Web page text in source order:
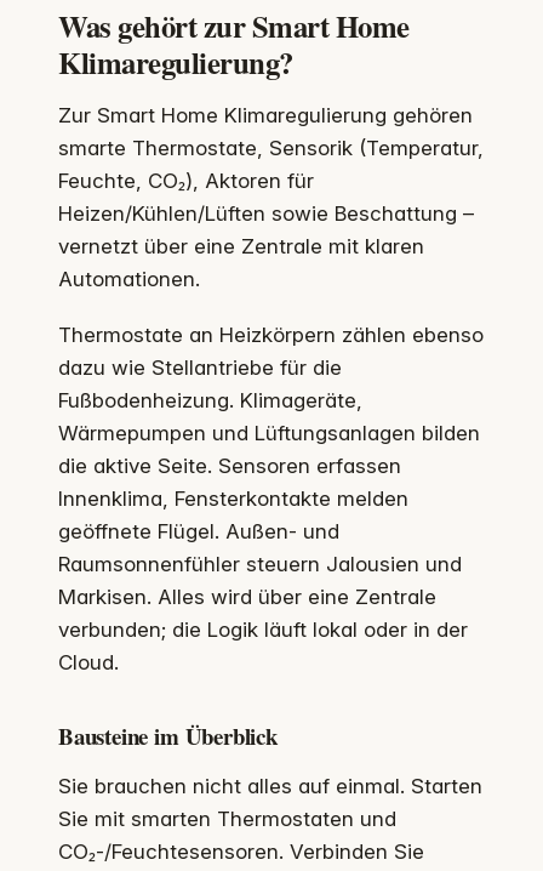
Was gehört zur Smart Home
Klimaregulierung?
Zur Smart Home Klimaregulierung gehören
smarte Thermostate, Sensorik (Temperatur,
Feuchte, CO₂), Aktoren für
Heizen/Kühlen/Lüften sowie Beschattung –
vernetzt über eine Zentrale mit klaren
Automationen.
Thermostate an Heizkörpern zählen ebenso
dazu wie Stellantriebe für die
Fußbodenheizung. Klimageräte,
Wärmepumpen und Lüftungsanlagen bilden
die aktive Seite. Sensoren erfassen
Innenklima, Fensterkontakte melden
geöffnete Flügel. Außen- und
Raumsonnenfühler steuern Jalousien und
Markisen. Alles wird über eine Zentrale
verbunden; die Logik läuft lokal oder in der
Cloud.
Bausteine im Überblick
Sie brauchen nicht alles auf einmal. Starten
Sie mit smarten Thermostaten und
CO₂-/Feuchtesensoren. Verbinden Sie